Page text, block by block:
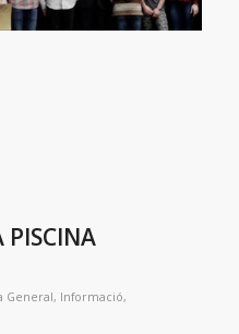
PISCINA
General, Informació,